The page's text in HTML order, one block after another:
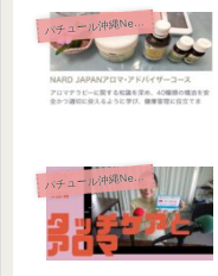
パ
チュール沖縄News
パ
チュール沖縄News